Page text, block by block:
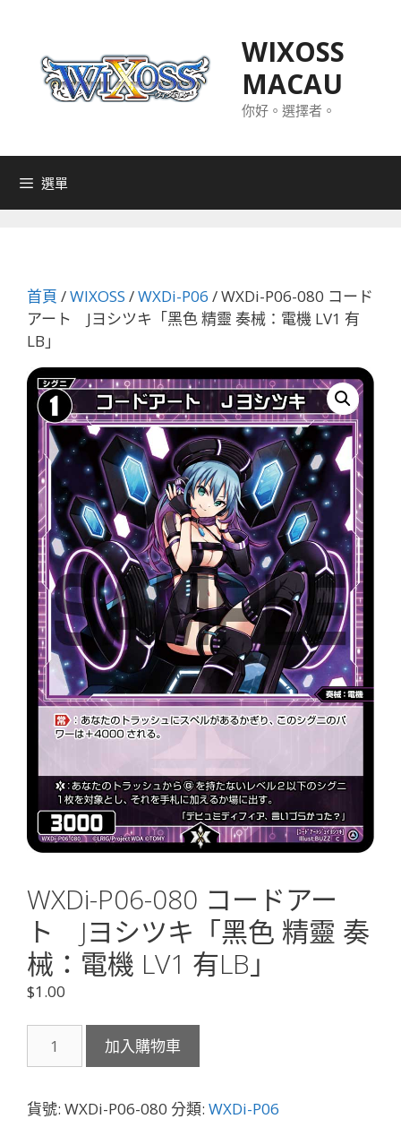
WIXOSS
MACAU
你好。選擇者。
選單
首頁 /WIXOSS /WXDi-P06 / WXDi-P06-080 コード
アート Jヨシツキ「黑色 精靈 奏械：電機 LV1 有
LB」
WXDi-P06-080 コードアー
ト Jヨシツキ「黑色 精靈 奏
械：電機 LV1 有LB」
$1.00
P06-
コ
加入購物車
貨號: WXDi-P06-080 分類: WXDi-P06